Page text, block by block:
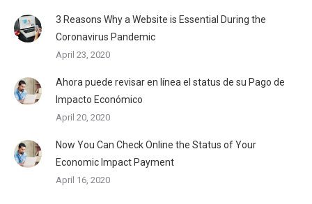
3 Reasons Why a Website is Essential During the
Coronavirus Pandemic
April 23, 2020
Ahora puede revisar en línea el status de su Pago de
Impacto Económico
April 20, 2020
Now You Can Check Online the Status of Your
Economic Impact Payment
April 16, 2020